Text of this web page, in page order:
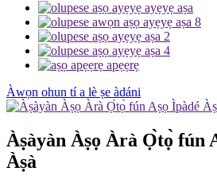
Àwọn ohun tí a lè ṣe àdáni
Àṣàyàn Àṣọ Àrà Ọ̀tọ̀ fún
Àṣà